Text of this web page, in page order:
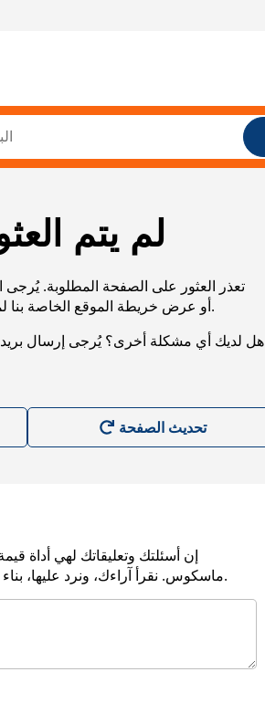
لم يتم
تعذر العثور على الصفحة المطلوبة.
URL، أو عرض خريطة الموقع الخاصة بنا لمساعدتك في العثور على ما تريد.
هل لديك أي مشكلة أخرى؟ يُرجى إرسال بريد
إن أسئلتك وتعليقاتك لهي أداة
ماسكوس. نقرأ آراءك، ونرد عليها، بناء على طلبكم في أسرع وقت ممكن.